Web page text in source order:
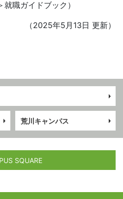
職ガイドブック）
（2025年5月13日 更新）
荒川キャンパス
SQUARE